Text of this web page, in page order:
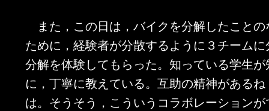
また，この日は，バイクを分解したこと
ために，経験者が分散するように３チーム
分解を体験してもらった。知っている学生
に，丁寧に教えている。互助の精神がある
は。そうそう，こういうコラボレーション